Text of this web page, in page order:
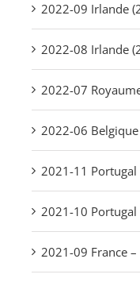
2022-09 Irlande
2022-08 Irlande
2022-07
2022-06
2021-11 Portugal
2021-10 Portugal
2021-09 France –